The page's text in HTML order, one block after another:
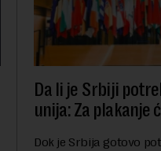
Da li je Srbiji
unija: Za plakanje
Dok je Srbija gotovo